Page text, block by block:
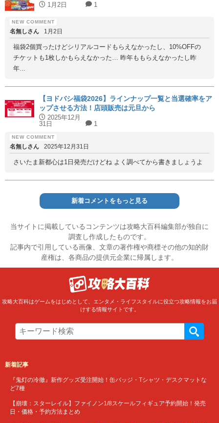
1月2日 1
名無しさん 1月2日
福袋2個買ったけどシリアルコードもらえなかったし、10%OFFの
チケットも1枚しかもらえなかった… 昨年ももらえなかったし昨
年...
【ヨドバシ福袋2026】ラインナップ一覧と当選確率をア
ップさせる方法！店頭販売は元旦から
2025年12月
31日
1
名無しさん 2025年12月31日
さいたま新都心は1日発売だけどね よく調べてから書きましょうよ
新着コメントをもっと見る
当サイトに掲載しているコンテンツは攻略大百科編集部が独自に
調査し作成したものです。
記事内で引用している画像、文章の著作権や商標その他の知的財
産権は、各商品の提供元企業に帰属します。
攻略大百科はゲームをはじめとして、エンタメ・ライフスタイルに役立つ攻略情報をお届
けする情報サイトです。
新着記事
『鬼灯の冷徹』新作グッズ受注開始！缶バッジ・Tシャツ・デスクマットな
ど7種
【崩壊：スターレイル】ファイノン1/8スケールフィギュア予約開始！発売
日・価格・予約方法まとめ